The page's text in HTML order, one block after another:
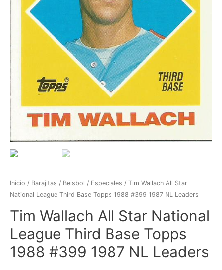
Inicio / Barajitas / Beisbol / Especiales / Tim Wallach All Star
National League Third Base Topps 1988 #399 1987 NL Leaders
Tim Wallach All Star National
League Third Base Topps
1988 #399 1987 NL Leaders